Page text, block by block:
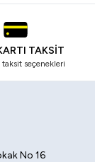
TAKSİT
seçenekleri
No 16